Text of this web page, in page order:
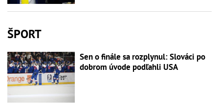
ŠPORT
Sen o finále sa rozplynul: Slováci po
dobrom úvode podľahli USA